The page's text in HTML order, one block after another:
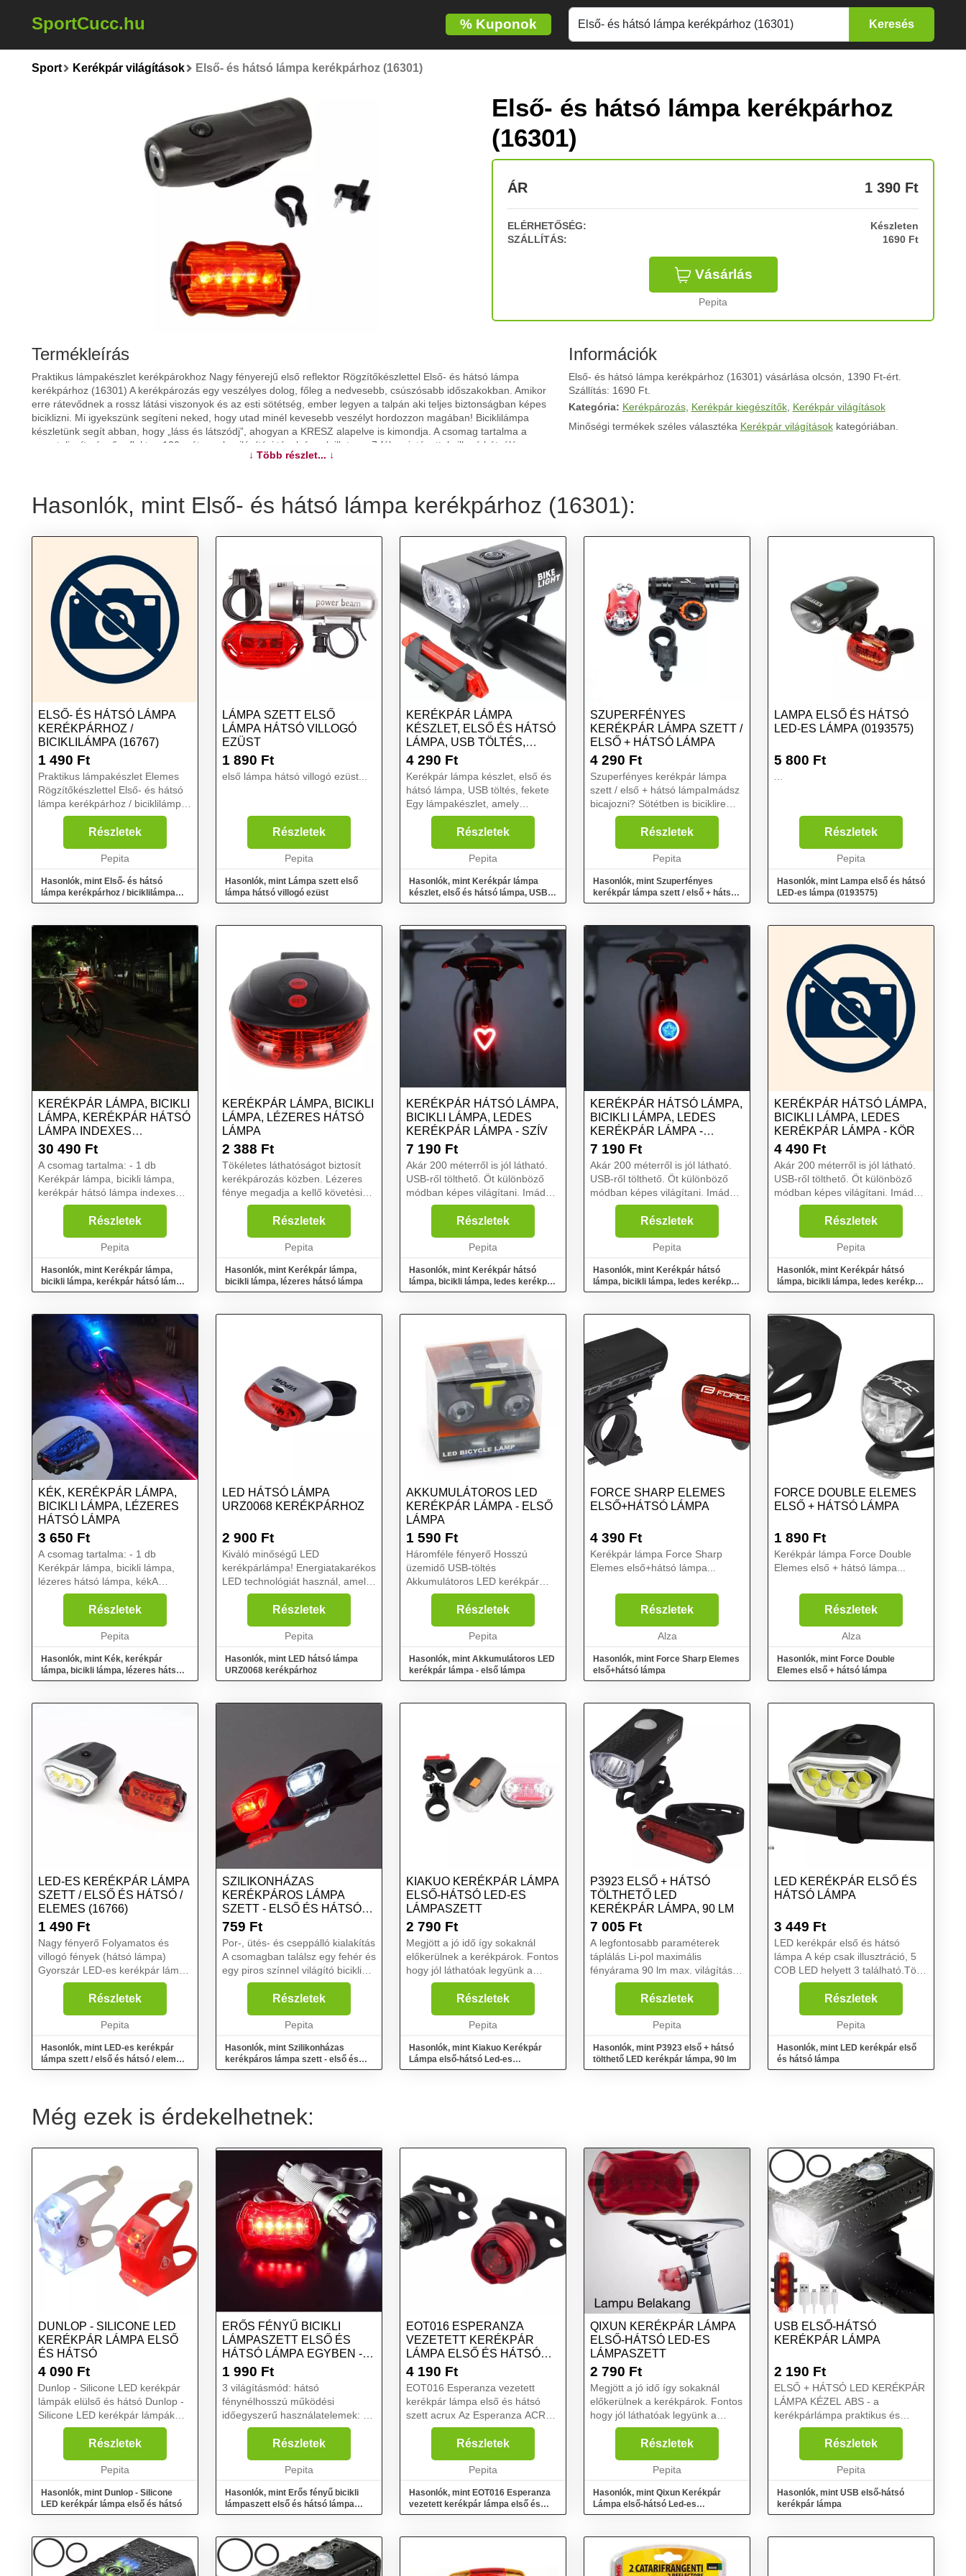
SportCucc.hu %Kuponok
Sport Kerékpár világítások Első- és hátsó lámpa kerékpárhoz (16301)
Első- és hátsó lámpa kerékpárhoz
(16301)
ÁR 1 390 Ft
ELÉRHETŐSÉG:
Készleten
SZÁLLÍTÁS:
1690 Ft
Vásárlás
Pepita
Termékleírás
Praktikus lámpakészlet kerékpárokhoz Nagy fényerejű első reflektor Rögzítőkészlettel Első- és hátsó lámpa
kerékpárhoz (16301) A kerékpározás egy veszélyes dolog, főleg a nedvesebb, csúszósabb időszakokban. Amikor
erre rátevődnek a rossz látási viszonyok és az esti sötétség, ember legyen a talpán aki teljes biztonságban képes
biciklizni. Mi igyekszünk segíteni neked, hogy utad minél kevesebb veszélyt hordozzon magában! Biciklilámpa
készletünk segít abban, hogy „láss és látszódj”, ahogyan a KRESZ alapelve is kimondja. A csomag tartalma a
nagy teljesítményű reflektor, 120 méteres bevilágítási távolsággal, illetve a 7 féle mintázattal villogó hátsólámpa,
továbbá annak rögzítője (a reflektoré hozzá van szerelve). Főbb jellemzők: Biciklilámpa-készlet Reflektor,
További információk>>
↓ Több részlet... ↓
Információk
Első- és hátsó lámpa kerékpárhoz (16301) vásárlása olcsón, 1390 Ft-ért.
Szállítás: 1690 Ft.
Kategória: Kerékpározás, Kerékpár kiegészítők, Kerékpár világítások
Minőségi termékek széles választéka Kerékpár világításokkategóriában.
Hasonlók, mint Első- és hátsó lámpa kerékpárhoz (16301):
ELSŐ- ÉS HÁTSÓ LÁMPA
KERÉKPÁRHOZ /
BICIKLILÁMPA (16767)
1 490 Ft
Praktikus lámpakészlet Elemes
Rögzítőkészlettel Első- és hátsó
lámpa kerékpárhoz / biciklilámpa
(16767) A kerékpározás egy
veszélyes dolog, főleg a sötétebb
időszakokban. Amikor erre
Részletek
Pepita
Hasonlók, mint Első- és hátsó
lámpa kerékpárhoz / biciklilámpa
(16767)
LÁMPA SZETT ELSŐ
LÁMPA HÁTSÓ VILLOGÓ
EZÜST
1 890 Ft
első lámpa hátsó villogó ezüst...
Részletek
Pepita
Hasonlók, mint Lámpa szett első
lámpa hátsó villogó ezüst
KERÉKPÁR LÁMPA
KÉSZLET, ELSŐ ÉS HÁTSÓ
LÁMPA, USB TÖLTÉS,
FEKETE
4 290 Ft
Kerékpár lámpa készlet, első és
hátsó lámpa, USB töltés, fekete
Egy lámpakészlet, amely
gondoskodik az Ön biztonságáról
egy kerékpártúrán.
Összeszerelésre kész, nincs
szükség további szerszámokra.
Részletek
Pepita
Hasonlók, mint Kerékpár lámpa
készlet, első és hátsó lámpa, USB
töltés, fekete
SZUPERFÉNYES
KERÉKPÁR LÁMPA SZETT /
ELSŐ + HÁTSÓ LÁMPA
4 290 Ft
Szuperfényes kerékpár lámpa
szett / első + hátsó lámpaImádsz
bicajozni? Sötétben is biciklire
ülnél? Ezeket a lámpákat
könnyedén felszerelheted
kerékpárodra, hogy mindig lásd
az utat kerékpározás közb...
Részletek
Pepita
Hasonlók, mint Szuperfényes
kerékpár lámpa szett / első + hátsó
lámpa
LAMPA ELSŐ ÉS HÁTSÓ
LED-ES LÁMPA (0193575)
5 800 Ft
Részletek
Pepita
Hasonlók, mint Lampa első és hátsó
LED-es lámpa (0193575)
KERÉKPÁR LÁMPA, BICIKLI
LÁMPA, KERÉKPÁR HÁTSÓ
LÁMPA INDEXES
FUNKCIÓVAL
30 490 Ft
A csomag tartalma: - 1 db
Kerékpár lámpa, bicikli lámpa,
kerékpár hátsó lámpa indexes
funkcióvalFélsz, hogy nem vagy
eléggé látható éjszaka az
utakon? Ezzel a Kerékpár
lámpával garantáltan minden
Részletek
Pepita
Hasonlók, mint Kerékpár lámpa,
bicikli lámpa, kerékpár hátsó lámpa
indexes funkcióval
KERÉKPÁR LÁMPA, BICIKLI
LÁMPA, LÉZERES HÁTSÓ
LÁMPA
2 388 Ft
Tökéletes láthatóságot biztosít
kerékpározás közben. Lézeres
fénye megadja a kellő követési
távolságot. Az eszköz LED
lámpája nemcsak erős és stabil
fényt biztosít számodra, de ...
Részletek
Pepita
Hasonlók, mint Kerékpár lámpa,
bicikli lámpa, lézeres hátsó lámpa
KERÉKPÁR HÁTSÓ LÁMPA,
BICIKLI LÁMPA, LEDES
KERÉKPÁR LÁMPA - SZÍV
7 190 Ft
Akár 200 méterről is jól látható.
USB-ről tölthető. Öt különböző
módban képes világítani. Imádsz
biciklizni? Ha teheted,
mindenhová a kétkerekűddel
mész, akár még este is? Esetleg
Részletek
Pepita
Hasonlók, mint Kerékpár hátsó
lámpa, bicikli lámpa, ledes kerékpár
lámpa - Szív
KERÉKPÁR HÁTSÓ LÁMPA,
BICIKLI LÁMPA, LEDES
KERÉKPÁR LÁMPA -
CSILLAG
7 190 Ft
Akár 200 méterről is jól látható.
USB-ről tölthető. Öt különböző
módban képes világítani. Imádsz
biciklizni? Ha teheted,
mindenhová a kétkerekűddel
mész, akár még este is? Esetleg
Részletek
Pepita
Hasonlók, mint Kerékpár hátsó
lámpa, bicikli lámpa, ledes kerékpár
lámpa - Csillag
KERÉKPÁR HÁTSÓ LÁMPA,
BICIKLI LÁMPA, LEDES
KERÉKPÁR LÁMPA - KÖR
4 490 Ft
Akár 200 méterről is jól látható.
USB-ről tölthető. Öt különböző
módban képes világítani. Imádsz
biciklizni? Ha teheted,
mindenhová a kétkerekűddel
mész, akár még este is? Esetleg
kezdő kerékpáros vag...
Részletek
Pepita
Hasonlók, mint Kerékpár hátsó
lámpa, bicikli lámpa, ledes kerékpár
lámpa - Kör
KÉK, KERÉKPÁR LÁMPA,
BICIKLI LÁMPA, LÉZERES
HÁTSÓ LÁMPA
3 650 Ft
A csomag tartalma: - 1 db
Kerékpár lámpa, bicikli lámpa,
lézeres hátsó lámpa, kékA
kerékpár szerelmeseinek
elengedhetetlen kellék a hátsó
lámpa. Enélkül ugyanis komoly
veszélybe kerülhet az ember
Részletek
Pepita
Hasonlók, mint Kék, kerékpár
lámpa, bicikli lámpa, lézeres hátsó
lámpa
LED HÁTSÓ LÁMPA
URZ0068 KERÉKPÁRHOZ
2 900 Ft
Kiváló minőségű LED
kerékpárlámpa! Energiatakarékos
LED technológiát használ, amely
sötétedés után még jobban
láthatóvá tesz minket! A
beépített akkumulátorok
használata garantálja a
Részletek
Pepita
Hasonlók, mint LED hátsó lámpa
URZ0068 kerékpárhoz
AKKUMULÁTOROS LED
KERÉKPÁR LÁMPA - ELSŐ
LÁMPA
1 590 Ft
Háromféle fényerő Hosszú
üzemidő USB-töltés
Akkumulátoros LED kerékpár
lámpa - első lámpa Van bringád?
Ugye tudod, hogy kötelező eleme
az első lámpa? A saját
biztonságod megóvása
Részletek
Pepita
Hasonlók, mint Akkumulátoros LED
kerékpár lámpa - első lámpa
FORCE SHARP ELEMES
ELSŐ+HÁTSÓ LÁMPA
4 390 Ft
Kerékpár lámpa Force Sharp
Elemes első+hátsó lámpa...
Részletek
Alza
Hasonlók, mint Force Sharp Elemes
első+hátsó lámpa
FORCE DOUBLE ELEMES
ELSŐ + HÁTSÓ LÁMPA
1 890 Ft
Kerékpár lámpa Force Double
Elemes első + hátsó lámpa...
Részletek
Alza
Hasonlók, mint Force Double
Elemes első + hátsó lámpa
LED-ES KERÉKPÁR LÁMPA
SZETT / ELSŐ ÉS HÁTSÓ /
ELEMES (16766)
1 490 Ft
Nagy fényerő Folyamatos és
villogó fények (hátsó lámpa)
Gyorszár LED-es kerékpár lámpa
szett / első és hátsó / Elemes Ha
fontos számodra az erős,
folyamatos fény, illetve a sok
funkcióval ren...
Részletek
Pepita
Hasonlók, mint LED-es kerékpár
lámpa szett / első és hátsó / elemes
(16766)
SZILIKONHÁZAS
KERÉKPÁROS LÁMPA
SZETT - ELSŐ ÉS HÁTSÓ
VILÁGÍTÁS
759 Ft
Por-, ütés- és cseppálló kialakítás
A csomagban találsz egy fehér és
egy piros színnel világító biciklis
lámpát Három különböző
világítási móddal Szilikonházas
kerékpáros lámpa szett - első
Részletek
Pepita
Hasonlók, mint Szilikonházas
kerékpáros lámpa szett - első és
hátsó világítás
KIAKUO KERÉKPÁR LÁMPA
ELSŐ-HÁTSÓ LED-ES
LÁMPASZETT
2 790 Ft
Megjött a jó idő így sokaknál
előkerülnek a kerékpárok. Fontos
hogy jól láthatóak legyünk a
forgalomban, ehhez tökéletes
megoldás az általunk kínált első
hátsó nagy fényerejű led-es
kerékpárlámpa. Ell...
Részletek
Pepita
Hasonlók, mint Kiakuo Kerékpár
Lámpa első-hátsó Led-es
Lámpaszett
P3923 ELSŐ + HÁTSÓ
TÖLTHETŐ LED
KERÉKPÁR LÁMPA, 90 LM
7 005 Ft
A legfontosabb paraméterek
táplálás Li-pol maximális
fényárama 90 lm max. világítási
távolság 35 m Egyéb
paraméterek tölthető
anyag műanyag világítási idő 2–5
óra üzemidő ré...
Részletek
Pepita
Hasonlók, mint P3923 első + hátsó
tölthető LED kerékpár lámpa, 90 lm
LED KERÉKPÁR ELSŐ ÉS
HÁTSÓ LÁMPA
3 449 Ft
LED kerékpár első és hátsó
lámpa A kép csak illusztráció, 5
COB LED helyett 3 található.Több
funkciós akár 5órás
működés.Kihagyhatatlan termék
a kerékpározáshoz.Egyszerű
felszerelésElemes működés.E...
Részletek
Pepita
Hasonlók, mint LED kerékpár első
és hátsó lámpa
Még ezek is érdekelhetnek:
DUNLOP - SILICONE LED
KERÉKPÁR LÁMPA ELSŐ
ÉS HÁTSÓ
4 090 Ft
Dunlop - Silicone LED kerékpár
lámpák elülső és hátsó Dunlop -
Silicone LED kerékpár lámpák
elülső és hátsó...
Részletek
Pepita
Hasonlók, mint Dunlop - Silicone
LED kerékpár lámpa első és hátsó
ERŐS FÉNYŰ BICIKLI
LÁMPASZETT ELSŐ ÉS
HÁTSÓ LÁMPA EGYBEN -
TEKERJ...
1 990 Ft
3 világításmód: hátsó
fénynélhosszú működési
időegyszerű használatelemek: 6
x AAA Micro 1,5 V elem (az
elemek nem a csomag
tartozékai)...
Részletek
Pepita
Hasonlók, mint Erős fényű bicikli
lámpaszett első és hátsó lámpa
egyben - Tekerj...
EOT016 ESPERANZA
VEZETETT KERÉKPÁR
LÁMPA ELSŐ ÉS HÁTSÓ
SZETT ACRUX
4 190 Ft
EOT016 Esperanza vezetett
kerékpár lámpa első és hátsó
szett acrux Az Esperanza ACRUX
kerékpáros lámpakészlet egy
fehér fényű első lámpából és egy
piros fényű hátsó lámpából áll.
Minden lámpa 1 er...
Részletek
Pepita
Hasonlók, mint EOT016 Esperanza
vezetett kerékpár lámpa első és
hátsó szett acrux
QIXUN KERÉKPÁR LÁMPA
ELSŐ-HÁTSÓ LED-ES
LÁMPASZETT
2 790 Ft
Megjött a jó idő így sokaknál
előkerülnek a kerékpárok. Fontos
hogy jól láthatóak legyünk a
forgalomban, ehhez tökéletes
megoldás az általunk kínált első
hátsó nagy fényerejű led-es
kerékpárlámpa. Ell...
Részletek
Pepita
Hasonlók, mint Qixun Kerékpár
Lámpa első-hátsó Led-es
Lámpaszett
USB ELSŐ-HÁTSÓ
KERÉKPÁR LÁMPA
2 190 Ft
ELSŐ + HÁTSÓ LED KERÉKPÁR
LÁMPA KÉZEL ABS - a
kerékpárlámpa praktikus és
praktikus fogantyúval rendelkezik,
amelyet a kormányra lehet
szerelni. Egyszerű és gyors
összeszereléshez van igazít...
Részletek
Pepita
Hasonlók, mint USB első-hátsó
kerékpár lámpa